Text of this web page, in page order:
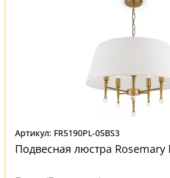
Артикул: FR5190PL-05BS3
Подвесная люстра Rosemary